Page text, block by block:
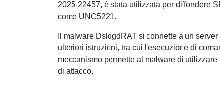
2025-22457, è stata utilizzata per diffondere
come UNC5221.
Il malware DslogdRAT si connette a un
ulteriori istruzioni, tra cui l'esecuzione di
meccanismo permette al malware di
di attacco.